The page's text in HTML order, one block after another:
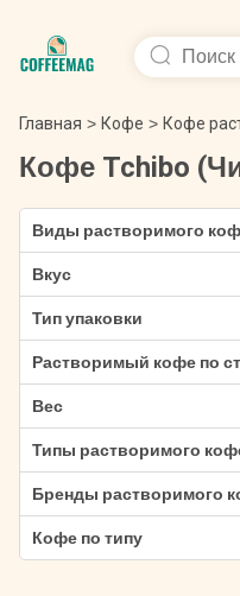
Главная > Кофе > Кофе
Кофе Tchibo
Виды растворимого
Вкус
Тип упаковки
Растворимый кофе по
Вес
Типы растворимого
Бренды растворимого
Кофе по типу